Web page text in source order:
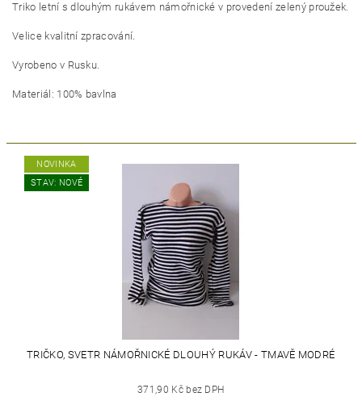
Triko letní s dlouhým rukávem námořnické v provedení zelený proužek.
Velice kvalitní zpracování.
Vyrobeno v Rusku.
Materiál: 100% bavlna
NOVINKA
STAV: NOVÉ
TRIČKO, SVETR NÁMOŘNICKÉ DLOUHÝ RUKÁV - TMAVĚ MODRÉ
371,90 Kč bez DPH